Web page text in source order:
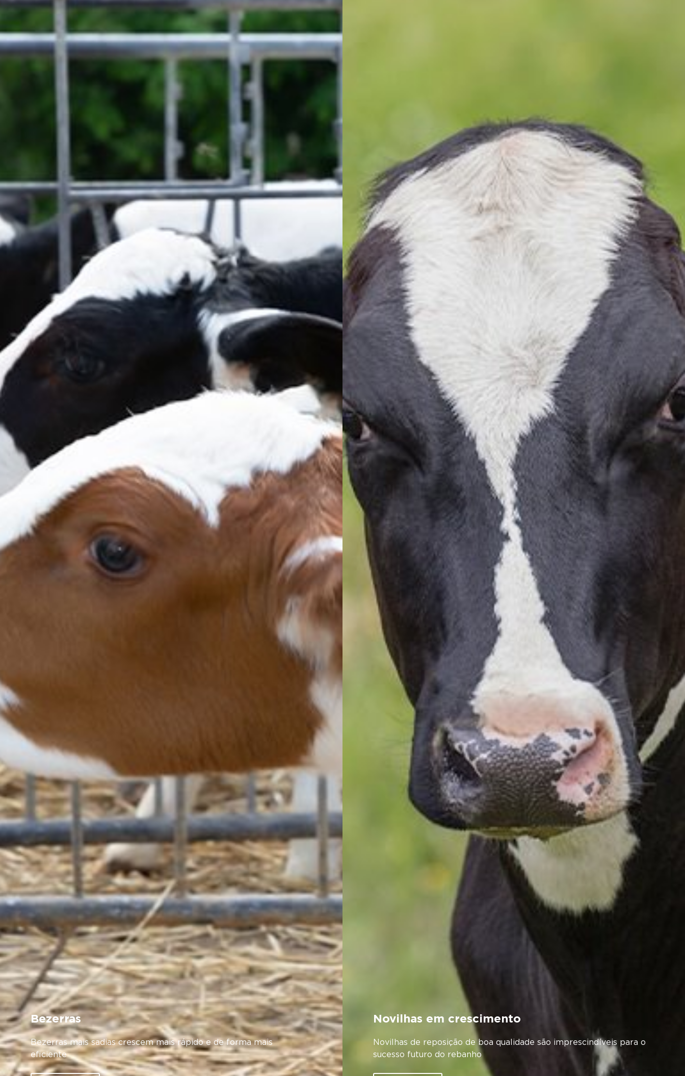
Bezerras
Bezerras mais sadias crescem mais rápido e de forma mais
eficiente
Novilhas em crescimento
Novilhas de reposição de boa qualidade são imprescindíveis para o
sucesso futuro do rebanho